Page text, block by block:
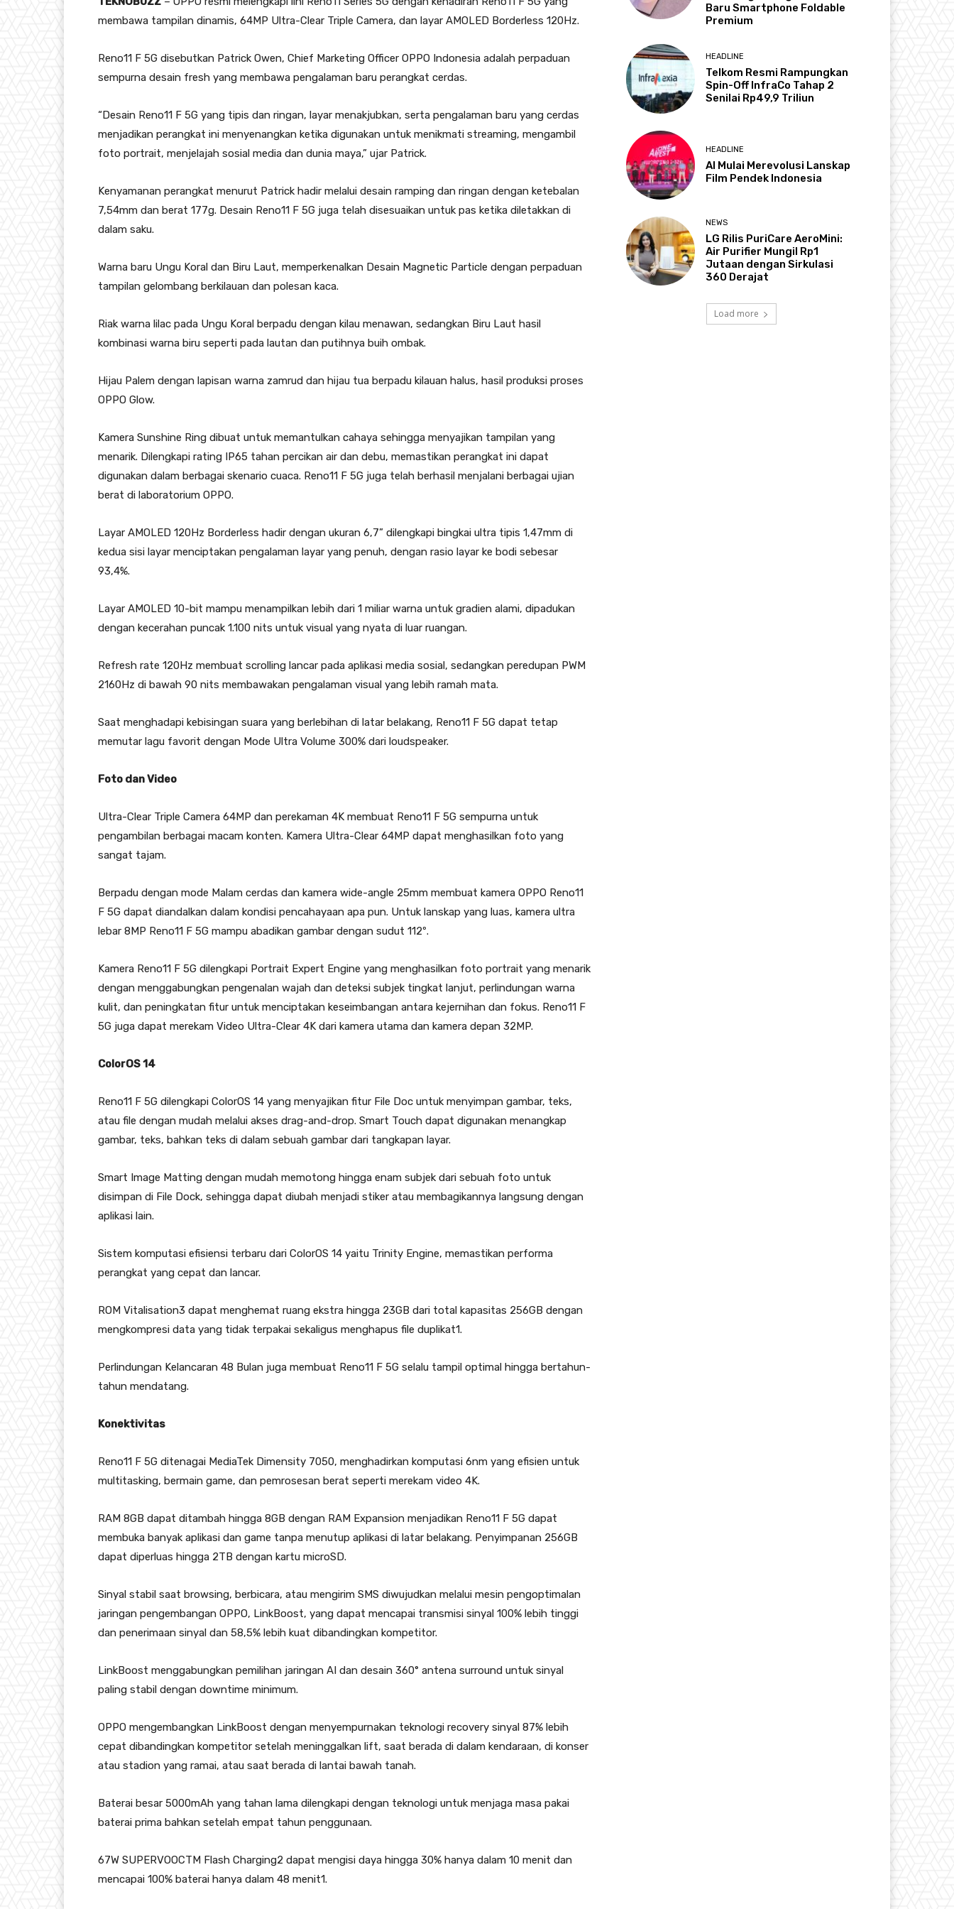
membawa tampilan dinamis, 64MP Ultra-Clear Triple Camera, dan layar AMOLED Borderless 120Hz.
Reno11 F 5G disebutkan Patrick Owen, Chief Marketing Officer OPPO Indonesia adalah perpaduan
sempurna desain fresh yang membawa pengalaman baru perangkat cerdas.
“Desain Reno11 F 5G yang tipis dan ringan, layar menakjubkan, serta pengalaman baru yang cerdas
menjadikan perangkat ini menyenangkan ketika digunakan untuk menikmati streaming, mengambil
foto portrait, menjelajah sosial media dan dunia maya,” ujar Patrick.
Kenyamanan perangkat menurut Patrick hadir melalui desain ramping dan ringan dengan ketebalan
7,54mm dan berat 177g. Desain Reno11 F 5G juga telah disesuaikan untuk pas ketika diletakkan di
dalam saku.
Warna baru Ungu Koral dan Biru Laut, memperkenalkan Desain Magnetic Particle dengan perpaduan
tampilan gelombang berkilauan dan polesan kaca.
Riak warna lilac pada Ungu Koral berpadu dengan kilau menawan, sedangkan Biru Laut hasil
kombinasi warna biru seperti pada lautan dan putihnya buih ombak.
Hijau Palem dengan lapisan warna zamrud dan hijau tua berpadu kilauan halus, hasil produksi proses
OPPO Glow.
Kamera Sunshine Ring dibuat untuk memantulkan cahaya sehingga menyajikan tampilan yang
menarik. Dilengkapi rating IP65 tahan percikan air dan debu, memastikan perangkat ini dapat
digunakan dalam berbagai skenario cuaca. Reno11 F 5G juga telah berhasil menjalani berbagai ujian
berat di laboratorium OPPO.
Layar AMOLED 120Hz Borderless hadir dengan ukuran 6,7” dilengkapi bingkai ultra tipis 1,47mm di
kedua sisi layar menciptakan pengalaman layar yang penuh, dengan rasio layar ke bodi sebesar
93,4%.
Layar AMOLED 10-bit mampu menampilkan lebih dari 1 miliar warna untuk gradien alami, dipadukan
dengan kecerahan puncak 1.100 nits untuk visual yang nyata di luar ruangan.
Refresh rate 120Hz membuat scrolling lancar pada aplikasi media sosial, sedangkan peredupan PWM
2160Hz di bawah 90 nits membawakan pengalaman visual yang lebih ramah mata.
Saat menghadapi kebisingan suara yang berlebihan di latar belakang, Reno11 F 5G dapat tetap
memutar lagu favorit dengan Mode Ultra Volume 300% dari loudspeaker.
Foto dan Video
Ultra-Clear Triple Camera 64MP dan perekaman 4K membuat Reno11 F 5G sempurna untuk
pengambilan berbagai macam konten. Kamera Ultra-Clear 64MP dapat menghasilkan foto yang
sangat tajam.
Berpadu dengan mode Malam cerdas dan kamera wide-angle 25mm membuat kamera OPPO Reno11
F 5G dapat diandalkan dalam kondisi pencahayaan apa pun. Untuk lanskap yang luas, kamera ultra
lebar 8MP Reno11 F 5G mampu abadikan gambar dengan sudut 112º.
Kamera Reno11 F 5G dilengkapi Portrait Expert Engine yang menghasilkan foto portrait yang menarik
dengan menggabungkan pengenalan wajah dan deteksi subjek tingkat lanjut, perlindungan warna
kulit, dan peningkatan fitur untuk menciptakan keseimbangan antara kejernihan dan fokus. Reno11 F
5G juga dapat merekam Video Ultra-Clear 4K dari kamera utama dan kamera depan 32MP.
ColorOS 14
Reno11 F 5G dilengkapi ColorOS 14 yang menyajikan fitur File Doc untuk menyimpan gambar, teks,
atau file dengan mudah melalui akses drag-and-drop. Smart Touch dapat digunakan menangkap
gambar, teks, bahkan teks di dalam sebuah gambar dari tangkapan layar.
Smart Image Matting dengan mudah memotong hingga enam subjek dari sebuah foto untuk
disimpan di File Dock, sehingga dapat diubah menjadi stiker atau membagikannya langsung dengan
aplikasi lain.
Sistem komputasi efisiensi terbaru dari ColorOS 14 yaitu Trinity Engine, memastikan performa
perangkat yang cepat dan lancar.
ROM Vitalisation3 dapat menghemat ruang ekstra hingga 23GB dari total kapasitas 256GB dengan
mengkompresi data yang tidak terpakai sekaligus menghapus file duplikat1.
Perlindungan Kelancaran 48 Bulan juga membuat Reno11 F 5G selalu tampil optimal hingga bertahun-
tahun mendatang.
Konektivitas
Reno11 F 5G ditenagai MediaTek Dimensity 7050, menghadirkan komputasi 6nm yang efisien untuk
multitasking, bermain game, dan pemrosesan berat seperti merekam video 4K.
RAM 8GB dapat ditambah hingga 8GB dengan RAM Expansion menjadikan Reno11 F 5G dapat
membuka banyak aplikasi dan game tanpa menutup aplikasi di latar belakang. Penyimpanan 256GB
dapat diperluas hingga 2TB dengan kartu microSD.
Sinyal stabil saat browsing, berbicara, atau mengirim SMS diwujudkan melalui mesin pengoptimalan
jaringan pengembangan OPPO, LinkBoost, yang dapat mencapai transmisi sinyal 100% lebih tinggi
dan penerimaan sinyal dan 58,5% lebih kuat dibandingkan kompetitor.
LinkBoost menggabungkan pemilihan jaringan AI dan desain 360° antena surround untuk sinyal
paling stabil dengan downtime minimum.
OPPO mengembangkan LinkBoost dengan menyempurnakan teknologi recovery sinyal 87% lebih
cepat dibandingkan kompetitor setelah meninggalkan lift, saat berada di dalam kendaraan, di konser
atau stadion yang ramai, atau saat berada di lantai bawah tanah.
Baterai besar 5000mAh yang tahan lama dilengkapi dengan teknologi untuk menjaga masa pakai
baterai prima bahkan setelah empat tahun penggunaan.
67W SUPERVOOCTM Flash Charging2 dapat mengisi daya hingga 30% hanya dalam 10 menit dan
mencapai 100% baterai hanya dalam 48 menit1.
Baru Smartphone Foldable
Premium
HEADLINE
Telkom Resmi Rampungkan
Spin-Off InfraCo Tahap 2
Senilai Rp49,9 Triliun
HEADLINE
AI Mulai Merevolusi Lanskap
Film Pendek Indonesia
NEWS
LG Rilis PuriCare AeroMini:
Air Purifier Mungil Rp1
Jutaan dengan Sirkulasi
360 Derajat
Load more